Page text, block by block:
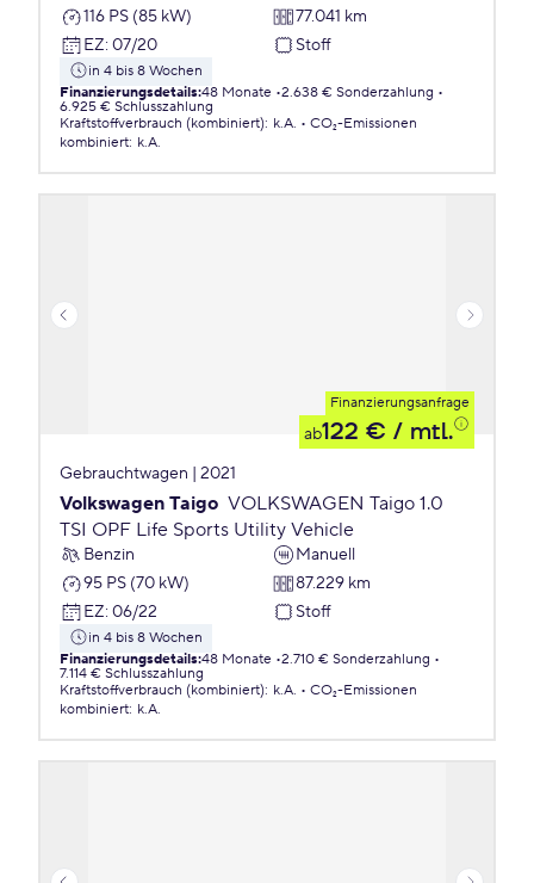
116 PS (85 kW)
77.041 km
EZ: 07/20 Stoff
in 4 bis 8 Wochen
Finanzierungsdetails:48 Monate 2.638 € Sonderzahlung
6.925 € Schlusszahlung
Kraftstoffverbrauch (kombiniert): k.A.
CO₂-Emissionen
kombiniert: k.A.
Finanzierungsanfrage
ab122 € / mtl.
Gebrauchtwagen | 2021
Volkswagen Taigo VOLKSWAGEN Taigo 1.0
TSI OPF Life Sports Utility Vehicle
Benzin
Manuell
95 PS (70 kW)
87.229 km
EZ: 06/22 Stoff
in 4 bis 8 Wochen
Finanzierungsdetails:48 Monate 2.710 € Sonderzahlung
7.114 € Schlusszahlung
Kraftstoffverbrauch (kombiniert): k.A.
CO₂-Emissionen
kombiniert: k.A.